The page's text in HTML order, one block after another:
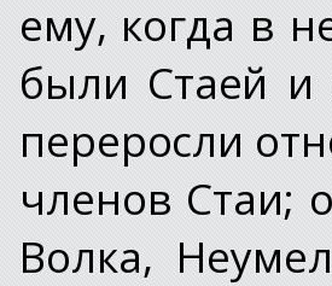
ему, когда в
были Стаей
переросли
членов Стаи;
Волка,